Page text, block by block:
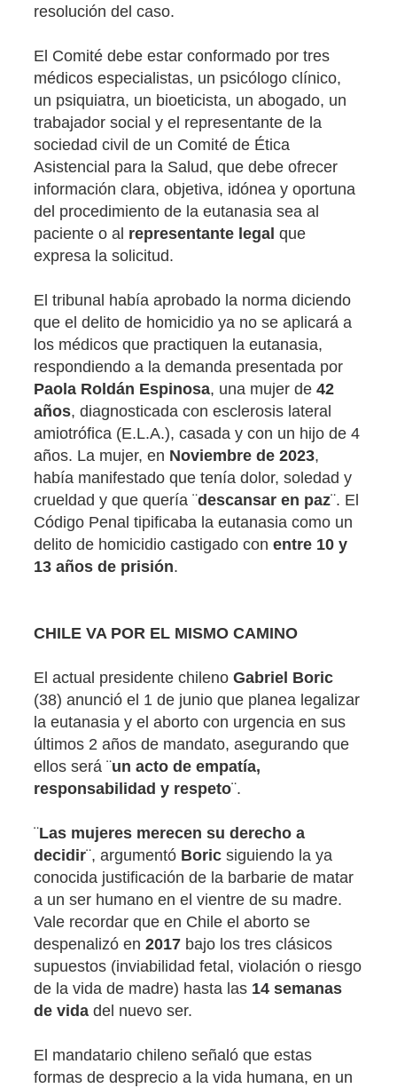
resolución del caso.
El Comité debe estar conformado por tres
médicos especialistas, un psicólogo clínico,
un psiquiatra, un bioeticista, un abogado, un
trabajador social y el representante de la
sociedad civil de un Comité de Ética
Asistencial para la Salud, que debe ofrecer
información clara, objetiva, idónea y oportuna
del procedimiento de la eutanasia sea al
paciente o al representante legalque
expresa la solicitud.
El tribunal había aprobado la norma diciendo
que el delito de homicidio ya no se aplicará a
los médicos que practiquen la eutanasia,
respondiendo a la demanda presentada por
Paola Roldán Espinosa, una mujer de42
años, diagnosticada con esclerosis lateral
amiotrófica (E.L.A.), casada y con un hijo de 4
años. La mujer, en Noviembre de 2023,
había manifestado que tenía dolor, soledad y
crueldad y que quería ¨descansar en paz¨. El
Código Penal tipificaba la eutanasia como un
delito de homicidio castigado conentre 10 y
13 años de prisión.
CHILE VA POR EL MISMO CAMINO
El actual presidente chilenoGabriel Boric
(38) anunció el 1 de junio que planea legalizar
la eutanasia y el aborto con urgencia en sus
últimos 2 años de mandato, asegurando que
ellos será ¨un acto de empatía,
responsabilidad y respeto¨.
¨Las mujeres merecen su derecho a
decidir¨, argumentó Boricsiguiendo la ya
conocida justificación de la barbarie de matar
a un ser humano en el vientre de su madre.
Vale recordar que en Chile el aborto se
despenalizó en2017 bajo los tres clásicos
supuestos (inviabilidad fetal, violación o riesgo
de la vida de madre) hasta las 14 semanas
de vida del nuevo ser.
El mandatario chileno señaló que estas
formas de desprecio a la vida humana, en un